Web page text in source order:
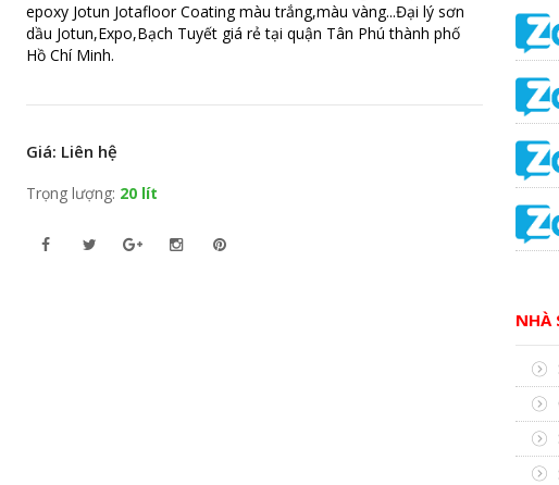
epoxy Jotun Jotafloor Coating màu trắng,màu vàng...Đại lý sơn
dầu Jotun,Expo,Bạch Tuyết giá rẻ tại quận Tân Phú thành phố
Hồ Chí Minh.
Giá: Liên hệ
Trọng lượng: 20 lít
NHÀ